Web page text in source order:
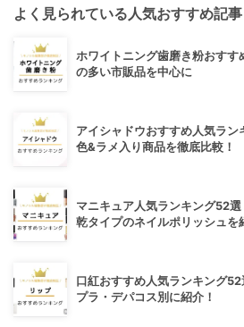
よく見られている人気おすすめ記事
ホワイトニング歯磨き粉おすす
の多い市販品を中心に
アイシャドウおすすめ人気ラ
色&ラメ入り商品を徹底比較！
マニキュア人気ランキング52
乾タイプのネイルポリッシュを
口紅おすすめ人気ランキング
プラ・デパコス別に紹介！